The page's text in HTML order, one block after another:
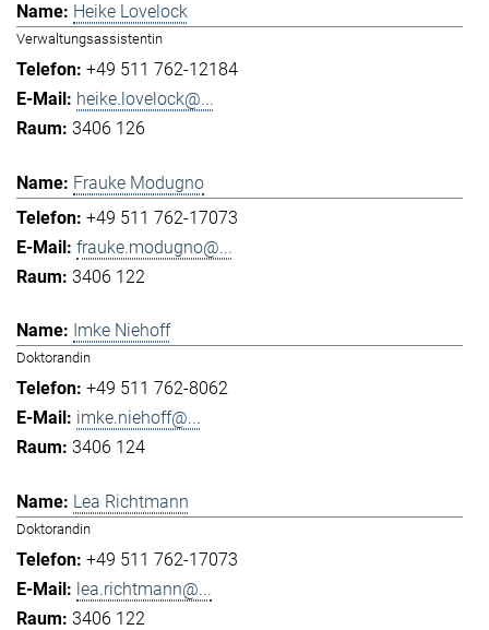
Heike Lovelock
Verwaltungsassistentin
+49 511 762-12184
heike.lovelock@...
3406 126
Frauke Modugno
+49 511 762-17073
frauke.modugno@...
3406 122
Imke Niehoff
Doktorandin
+49 511 762-8062
imke.niehoff@...
3406 124
Lea Richtmann
Doktorandin
+49 511 762-17073
lea.richtmann@...
3406 122